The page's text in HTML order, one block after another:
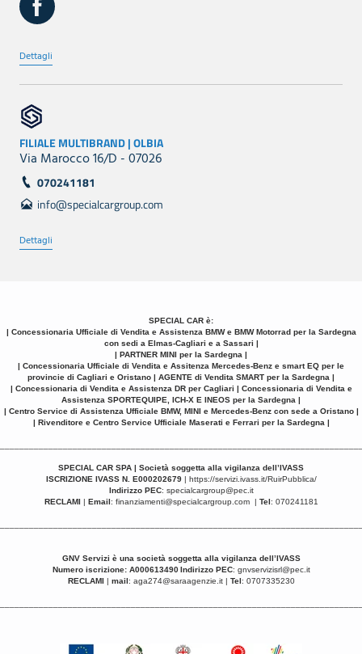
Dettagli
FILIALE MULTIBRAND | OLBIA
Via Marocco 16/D - 07026
070241181
info@specialcargroup.com
Dettagli
SPECIAL CAR è:
| Concessionaria Ufficiale di Vendita e Assistenza BMW e BMW Motorrad per la Sardegna
con sedi a Elmas-Cagliari e a Sassari |
| PARTNER MINI per la Sardegna |
| Concessionaria Ufficiale di Vendita e Assitenza Mercedes-Benz e smart EQ per le
provincie di Cagliari e Oristano | AGENTE di Vendita SMART per la Sardegna |
| Concessionaria di Vendita e Assistenza DR per Cagliari | Concessionaria di Vendita e
Assistenza SPORTEQUIPE, ICH-X E INEOS per la Sardegna |
| Centro Service di Assistenza Ufficiale BMW, MINI e Mercedes-Benz con sede a Oristano |
| Rivenditore e Centro Service Ufficiale Maserati e Ferrari per la Sardegna |
SPECIAL CAR SPA | Società soggetta alla vigilanza dell’IVASS
ISCRIZIONE IVASS N. E000202679| https://servizi.ivass.it/RuirPubblica/
Indirizzo PEC: specialcargroup@pec.it
RECLAMI | Email: finanziamenti@specialcargroup.com| Tel: 070241181
GNV Servizi è una società soggetta alla vigilanza dell’IVASS
Numero iscrizione: A000613490 Indirizzo PEC: gnvservizisrl@pec.it
RECLAMI | mail: aga274@saraagenzie.it| Tel: 0707335230